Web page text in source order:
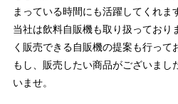
まっている時間にも活躍してくれま
当社は飲料自販機も取り扱っており
く販売できる自販機の提案も行って
もし、販売したい商品がございまし
いませ。